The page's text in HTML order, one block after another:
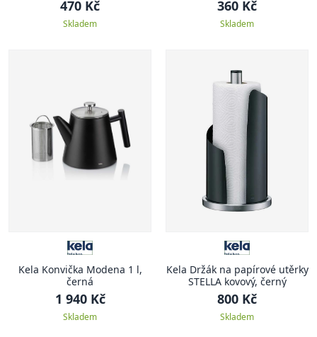
470 Kč
Skladem
360 Kč
Skladem
Kela Konvička Modena 1 l,
černá
1 940 Kč
Skladem
Kela Držák na papírové utěrky
STELLA kovový, černý
800 Kč
Skladem